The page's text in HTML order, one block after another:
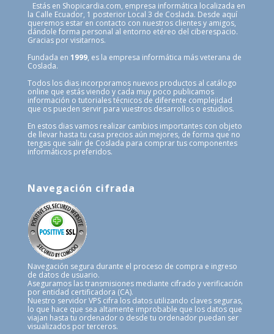
Estás en Shopicardia.com, empresa informática localizada en
la Calle Ecuador, 1 posterior Local 3 de Coslada. Desde aquí
queremos estar en contacto con nuestros clientes y amigos,
dándole forma personal al entorno etéreo del ciberespacio.
Gracias por visitarnos.
Fundada en 1999, es la empresa informática más veterana de
Coslada.
Todos los dias incorporamos nuevos productos al catálogo
online que estás viendo y cada muy poco publicamos
información o tutoriales técnicos de diferente complejidad
que os pueden servir para vuestros desarrollos o estudios.
En estos dias vamos realizar cambios importantes con objeto
de llevar hasta tu casa precios aún mejores, de forma que no
tengas que salir de Coslada para comprar tus componentes
informáticos preferidos.
Navegación cifrada
Navegación segura durante el proceso de compra e ingreso
de datos de usuario.
Aseguramos las transmisiones mediante cifrado y verificación
por entidad certificadora (CA).
Nuestro servidor VPS cifra los datos utilizando claves seguras,
lo que hace que sea altamente improbable que los datos que
viajan hasta tu ordenador o desde tu ordenador puedan ser
visualizados por terceros.